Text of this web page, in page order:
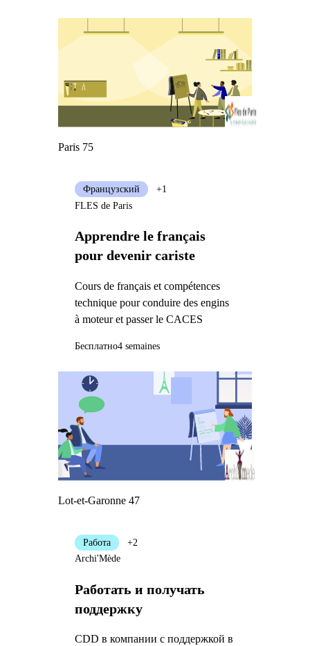
Paris 75
Apprendre le français
pour devenir cariste
Cours de français et compétences
technique pour conduire des engins
à moteur et passer le CACES
Французский
+1
FLES de Paris
Бесплатно4 semaines
Lot-et-Garonne 47
Работать и получать
поддержку
CDD в компании с поддержкой в
Работа
+2
Archi'Mède